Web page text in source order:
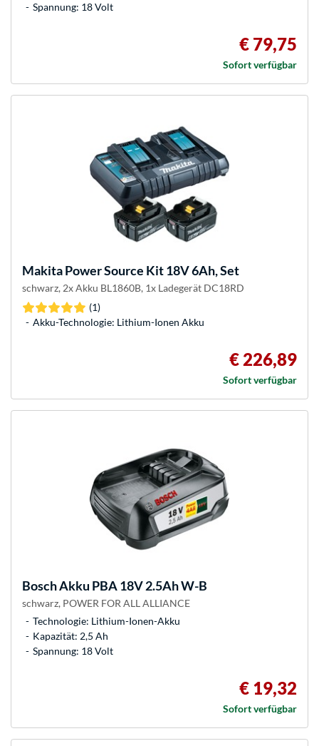
Spannung: 18 Volt
€ 79,75
Sofort verfügbar
MakitaPower Source Kit 18V 6Ah, Set
schwarz, 2x Akku BL1860B, 1x Ladegerät DC18RD
(1)
Akku-Technologie: Lithium-Ionen Akku
€ 226,89
Sofort verfügbar
BoschAkku PBA 18V 2.5Ah W-B
schwarz, POWER FOR ALL ALLIANCE
Technologie: Lithium-Ionen-Akku
Kapazität: 2,5 Ah
Spannung: 18 Volt
€ 19,32
Sofort verfügbar